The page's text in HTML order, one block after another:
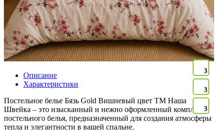
3
3
3
Описание
Характеристики
Постельное белье Бязь Gold Вишневый цвет ТМ Наша
Швейка – это изысканный и нежно оформленный комплект
постельного белья, предназначенный для создания атмосферы
тепла и элегантности в вашей спальне.